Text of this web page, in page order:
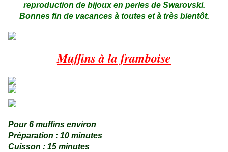
reproduction de bijoux en perles de Swarovski.
Bonnes fin de vacances à toutes et à très bientôt.
Muffins à la framboise
Pour 6 muffins environ
Préparation : 10 minutes
Cuisson : 15 minutes